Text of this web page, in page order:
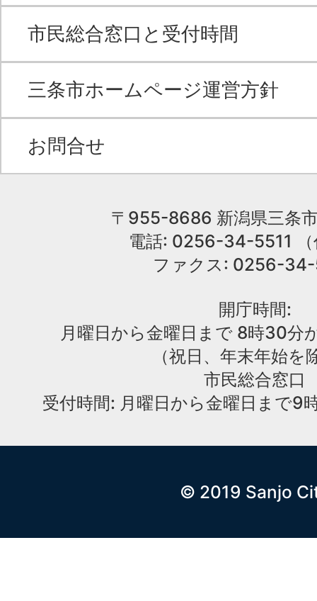
市民総合窓口と受付時間
三条市ホームページ運営方針
お問合せ
〒955-8686 新潟県三条
電話: 0256-34-5511
ファクス: 0256-
開庁時間:
月曜日から金曜日まで 8時30分
（祝日、年末年始を
市民総合窓口
受付時間: 月曜日から金曜日まで9
© 2019 Sanjo